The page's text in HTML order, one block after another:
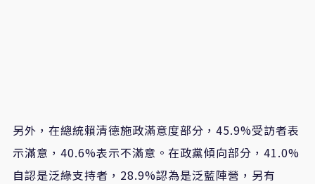
另外，在總統賴清德施政滿意度部分，45.9%受訪者表
示滿意，40.6%表示不滿意。在政黨傾向部分，41.0%
自認是泛綠支持者，28.9%認為是泛藍陣營，另有